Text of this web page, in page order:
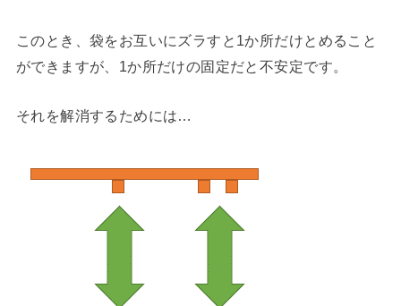
このとき、袋をお互いにズラすと1か所だけとめること
ができますが、1か所だけの固定だと不安定です。
それを解消するためには…